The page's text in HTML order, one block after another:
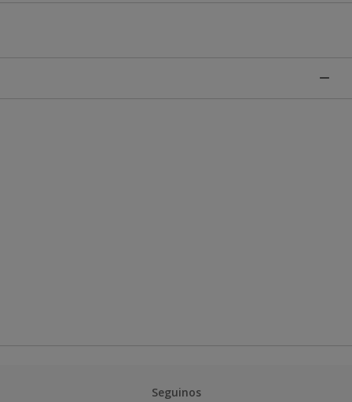
Seguinos